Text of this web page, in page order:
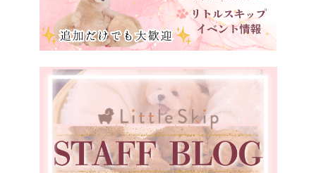
島根県
岡山県
広島県
山口県
徳島県
愛媛県
福岡県
宮崎県